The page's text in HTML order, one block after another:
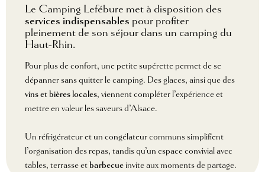
Le Camping Lefébure met à disposition des
services indispensables pour profiter
pleinement de son séjour dans un camping du
Haut-Rhin.
Pour plus de confort, une petite supérette permet de se
dépanner sans quitter le camping. Des glaces, ainsi que des
vins et bières locales, viennent compléter l’expérience et
mettre en valeur les saveurs d’Alsace.
Un réfrigérateur et un congélateur communs simplifient
l’organisation des repas, tandis qu’un espace convivial avec
tables, terrasse etbarbecueinvite aux moments de partage.